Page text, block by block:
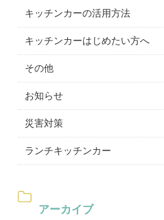
キッチンカーの活用方法
キッチンカーはじめたい方へ
その他
お知らせ
災害対策
ランチキッチンカー
アーカイブ